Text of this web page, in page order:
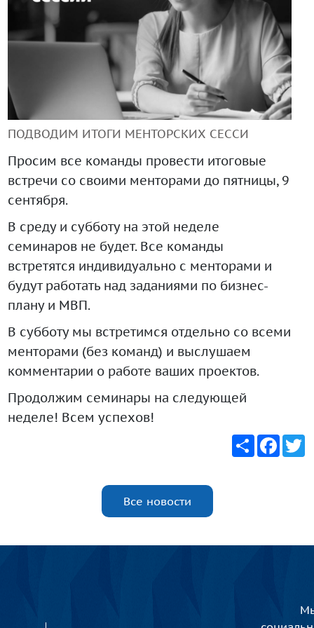
+99890 319 23 51
Инструмент диагностики ИС ВОИС
ПОДВОДИМ ИТОГИ МЕНТОРСКИХ СЕССИ
Просим все команды провести итоговые
встречи со своими менторами до пятницы, 9
сентября.
В среду и субботу на этой неделе
семинаров не будет. Все команды
встретятся индивидуально с менторами и
будут работать над заданиями по бизнес-
плану и МВП.
В субботу мы встретимся отдельно со всеми
менторами (без команд) и выслушаем
комментарии о работе ваших проектов.
Продолжим семинары на следующей
неделе! Всем успехов!
Share
Все новости